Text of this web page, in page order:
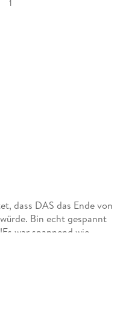
1
dass DAS das Ende von
Bin echt gespannt
war spannend wie
Weiter im Text
an Kritik.Irgendwann
zu bewerten ohne sich